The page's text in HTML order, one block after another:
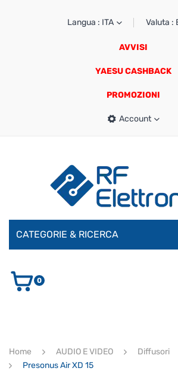
Langua : ITA Valuta :
AVVISI
YAESU CASHBACK
PROMOZIONI
Account
CATEGORIE & RICERCA
AUDIO E VIDEO
ULTIMI ARRIVI
0
Home AUDIO E VIDEO Diffusori
Presonus Air XD 15